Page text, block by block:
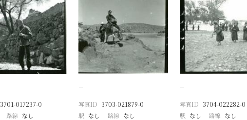
3701-017237-0
路線 なし
−
写真ID 3703-021879-0
駅 なし 路線 なし
−
写真ID 3704-022282-0
駅 なし 路線 なし